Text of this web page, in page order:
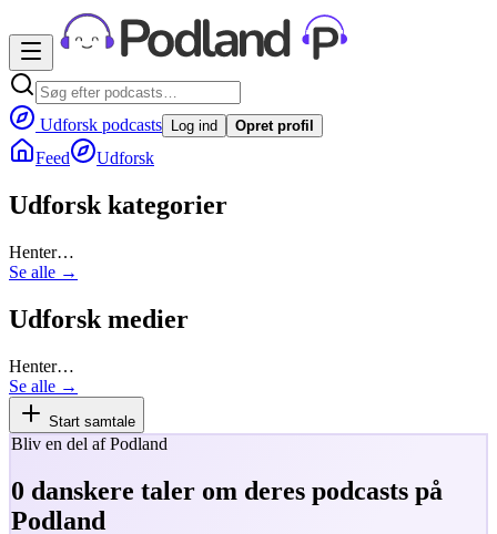
Udforsk podcasts Log ind Opret profil
Feed Udforsk
Udforsk kategorier
Henter…
Se alle →
Udforsk medier
Henter…
Se alle →
Start samtale
Bliv en del af Podland
0 danskere taler om deres podcasts på
Podland